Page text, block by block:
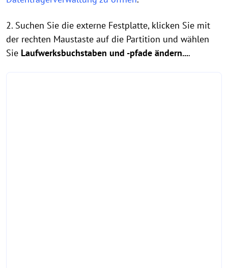
2. Suchen Sie die externe Festplatte, klicken Sie mit
der rechten Maustaste auf die Partition und wählen
Sie Laufwerksbuchstaben und -pfade ändern....